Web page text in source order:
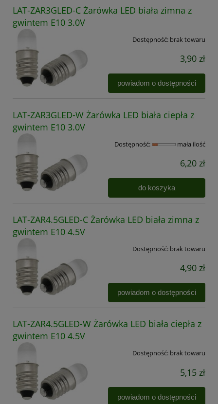
LAT-ZAR3GLED-C Żarówka LED biała zimna z
gwintem E10 3.0V
Dostępność: brak towaru
3,90 zł
powiadom o dostępności
LAT-ZAR3GLED-W Żarówka LED biała ciepła z
gwintem E10 3.0V
Dostępność: mała ilość
6,20 zł
do koszyka
LAT-ZAR4.5GLED-C Żarówka LED biała zimna z
gwintem E10 4.5V
Dostępność: brak towaru
4,90 zł
powiadom o dostępności
LAT-ZAR4.5GLED-W Żarówka LED biała ciepła z
gwintem E10 4.5V
Dostępność: brak towaru
5,15 zł
powiadom o dostępności